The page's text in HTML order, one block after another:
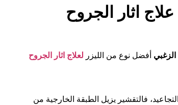
اثار الجروح
الزغبي أفضل نوع من الليزر لعلاج اثار الجروح
فالتقشير يزيل الطبقة الخارجية من